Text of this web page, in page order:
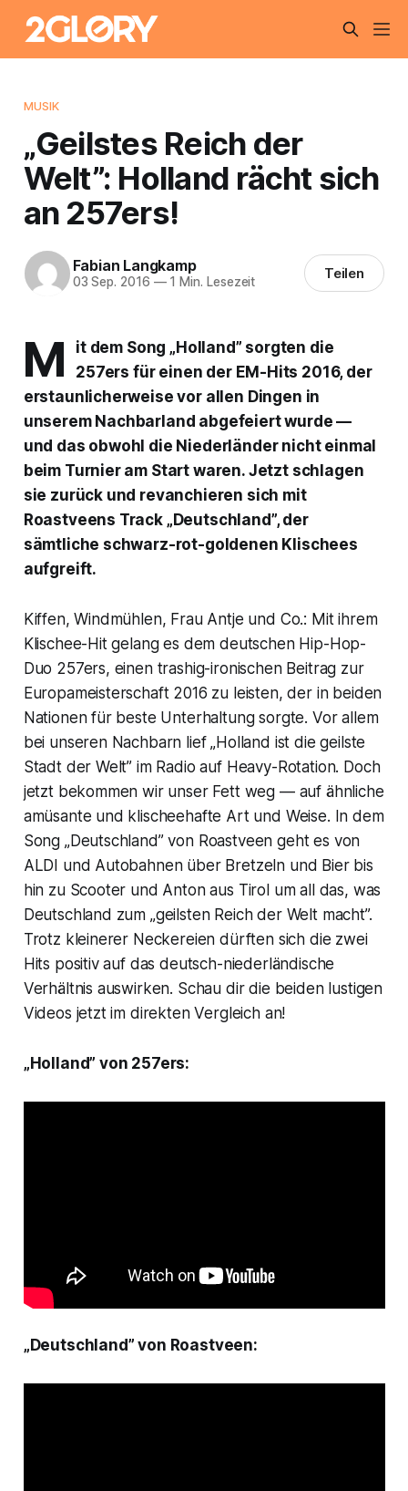
MUSIK
„Geilstes Reich der
Welt”: Holland rächt sich
an 257ers!
Fabian Langkamp
03 Sep. 2016 —1 Min. Lesezeit Teilen
M
it dem Song „Holland” sorgten die
257ers für einen der EM-Hits 2016, der
erstaunlicherweise vor allen Dingen in
unserem Nachbarland abgefeiert wurde —
und das obwohl die Niederländer nicht einmal
beim Turnier am Start waren. Jetzt schlagen
sie zurück und revanchieren sich mit
Roastveens Track „Deutschland”, der
sämtliche schwarz-rot-goldenen Klischees
aufgreift.
Kiffen, Windmühlen, Frau Antje und Co.: Mit ihrem
Klischee-Hit gelang es dem deutschen Hip-Hop-
Duo 257ers, einen trashig-ironischen Beitrag zur
Europameisterschaft 2016 zu leisten, der in beiden
Nationen für beste Unterhaltung sorgte. Vor allem
bei unseren Nachbarn lief „Holland ist die geilste
Stadt der Welt” im Radio auf Heavy-Rotation. Doch
jetzt bekommen wir unser Fett weg — auf ähnliche
amüsante und klischeehafte Art und Weise. In dem
Song „Deutschland” von Roastveen geht es von
ALDI und Autobahnen über Bretzeln und Bier bis
hin zu Scooter und Anton aus Tirol um all das, was
Deutschland zum „geilsten Reich der Welt macht”.
Trotz kleinerer Neckereien dürften sich die zwei
Hits positiv auf das deutsch-niederländische
Verhältnis auswirken. Schau dir die beiden lustigen
Videos jetzt im direkten Vergleich an!
„Holland” von 257ers:
„Deutschland” von Roastveen: